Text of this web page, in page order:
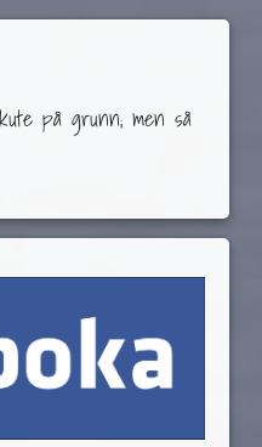
på grunn; men så